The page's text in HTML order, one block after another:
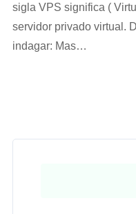
sigla VPS significa (
servidor privado virtual.
indagar: Mas…